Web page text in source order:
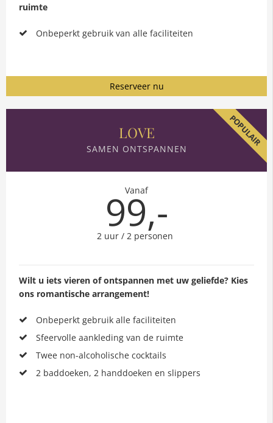
ruimte
Onbeperkt gebruik van alle faciliteiten
Reserveer nu
LOVE
SAMEN ONTSPANNEN
POPULAIR
Vanaf
99,-
2 uur / 2 personen
Wilt u iets vieren of ontspannen met uw geliefde? Kies
ons romantische arrangement!
Onbeperkt gebruik alle faciliteiten
Sfeervolle aankleding van de ruimte
Twee non-alcoholische cocktails
2 baddoeken, 2 handdoeken en slippers